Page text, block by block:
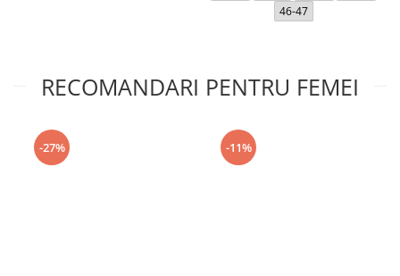
46-47
RECOMANDARI PENTRU FEMEI
-27% -11%